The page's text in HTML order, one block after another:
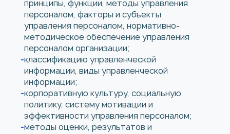
принципы, функции, методы управления
персоналом, факторы и субъекты
управления персоналом, нормативно-
методическое обеспечение управления
персоналом организации;
классификацию управленческой
информации, виды управленческой
информации;
корпоративную культуру, социальную
политику, систему мотивации и
эффективности управления персоналом;
методы оценки, результатов и